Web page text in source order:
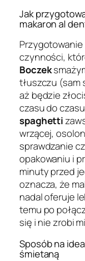
Jak
makaron al
czynności,
Boczek
tłuszczu (sam
aż będzie
czasu do
spaghetti
wrzącej,
sprawdzanie
opakowaniu i
minuty przed
oznacza, że
nadal oferuje
temu po
się i nie zrobi
Sposób na
śmietaną